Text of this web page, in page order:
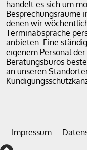
handelt es sich um
Besprechungsräume
denen wir
Terminabsprache
anbieten. Eine
eigenem Personal
Beratungsbüros
an unseren
Impressum